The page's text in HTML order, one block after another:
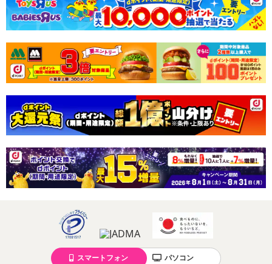
・アレルギー表示：大豆
・お召し上がり方：
そのままお召し上がりください。
ミネストローネを作ったりサラダに入れたり色々ご使用いただけ
ます。
・その他商品仕様：
エネルギー 445kcal
たんぱく質 37.8g
脂質 20.5g
食塩相当量 0.01g
・注意事項：温多湿、直射日光を避け涼しい所に保管してください
【賞味・消費期限のある商品について】
商品到着時点でのお日持ち期間は、配送日数などにより異なります
のでご了承ください。スマートフォン パソコン